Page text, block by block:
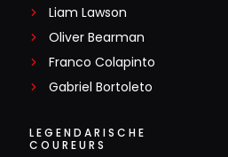
Liam Lawson
Oliver Bearman
Franco Colapinto
Gabriel Bortoleto
LEGENDARISCHE
COUREURS